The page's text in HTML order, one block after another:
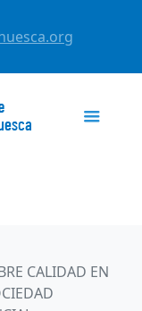
CALIDAD EN